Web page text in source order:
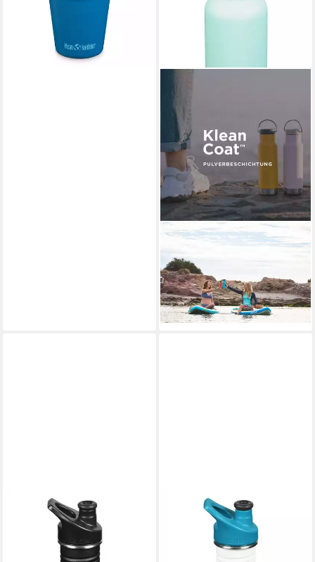
lieferbar - in 4-5 Werktagen bei dir
KLEAN KANTEEN
Blue Tint Trinkflasche Classic
800ml Sport Cap
31,00 €
lieferbar - in 3-4 Werktagen bei dir
KLEAN KANTEEN
Trinkflasche 800ml
Kanteen®Classic (Sport Cap)
Black Camo
KLEAN KANTEEN
Trinkflasche 800ml
Kanteen®Classic (Sport Cap)
Lemon Zitronen weiß